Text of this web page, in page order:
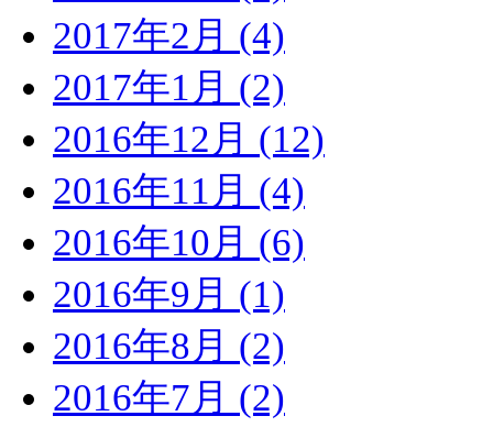
2017年2月 (4)
2017年1月 (2)
2016年12月 (12)
2016年11月 (4)
2016年10月 (6)
2016年9月 (1)
2016年8月 (2)
2016年7月 (2)